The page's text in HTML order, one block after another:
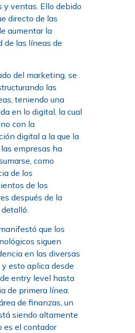
y ventas. Ello debido
directo de las
aumentar la
de las líneas de
del marketing, se
las
teniendo una
en lo digital, la cual
con la
digital a la que la
empresas ha
como
de los
de los
después de la
que los
siguen
en las diversas
y esto aplica desde
entry level hasta
de primera línea.
de finanzas, un
siendo altamente
es el contador